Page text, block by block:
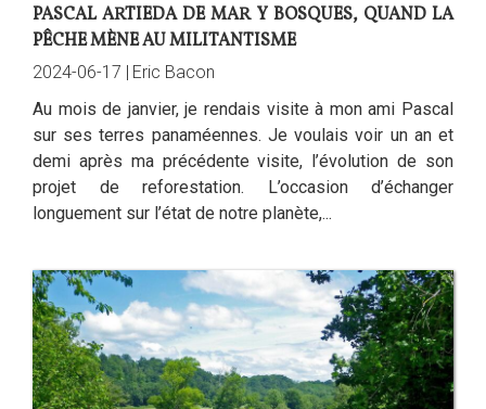
PASCAL ARTIEDA DE MAR Y BOSQUES, QUAND LA
PÊCHE MÈNE AU MILITANTISME
2024-06-17 | Eric Bacon
Au mois de janvier, je rendais visite à mon ami Pascal
sur ses terres panaméennes. Je voulais voir un an et
demi après ma précédente visite, l’évolution de son
projet de reforestation. L’occasion d’échanger
longuement sur l’état de notre planète,...